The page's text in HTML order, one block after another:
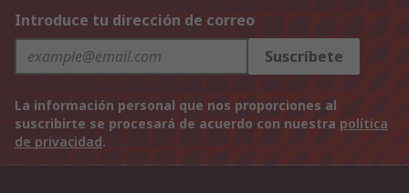
Introduce tu dirección de correo
Suscríbete
La información personal que nos proporciones al
suscribirte se procesará de acuerdo con nuestra política
de privacidad.